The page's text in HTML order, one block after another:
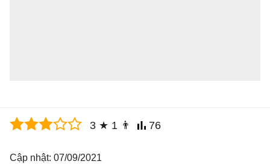
3 ★ 1 👨 76
Cập nhật: 07/09/2021